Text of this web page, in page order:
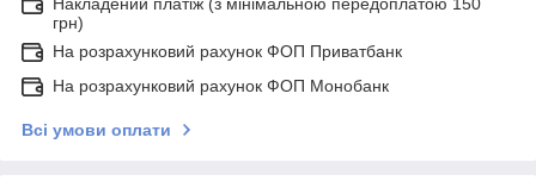
грн)
На розрахунковий рахунок ФОП Приватбанк
На розрахунковий рахунок ФОП Монобанк
Всі умови оплати